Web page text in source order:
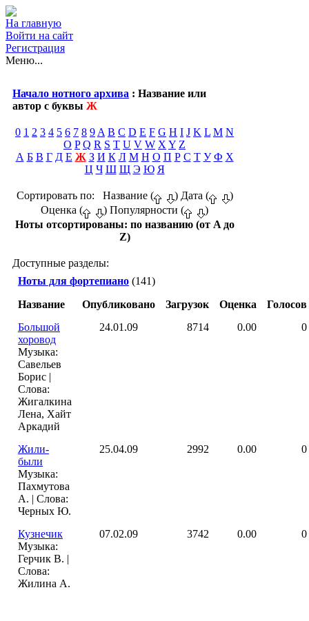
На главную
Войти на сайт
Регистрация
Меню...
Начало нотного архива : Название или
автор с буквы Ж
0 1 2 3 4 5 6 7 8 9 A B C D E F G H I J K L M N
O P Q R S T U V W X Y Z
А Б В Г Д Е Ж З И К Л М Н О П Р С Т У Ф Х
Ц Ч Ш Щ Э Ю Я
Сортировать по: Название ( ) Дата (
)
Оценка (
) Популярности (
)
Ноты отсортированы: по названию (от A до
Z)
Доступные разделы:
Ноты для фортепиано (141)
Название
Опубликовано Загрузок Оценка
Голосов
Большой
хоровод
Музыка:
Савельев
Борис |
Слова:
Жигалкина
Лена, Хайт
Аркадий
24.01.09 8714 0.00 0
Жили-
были
Музыка:
Пахмутова
А. | Слова:
Черных Ю.
25.04.09 2992 0.00 0
Кузнечик
Музыка:
Герчик В. |
Слова:
Жилина А.
07.02.09 3742 0.00 0